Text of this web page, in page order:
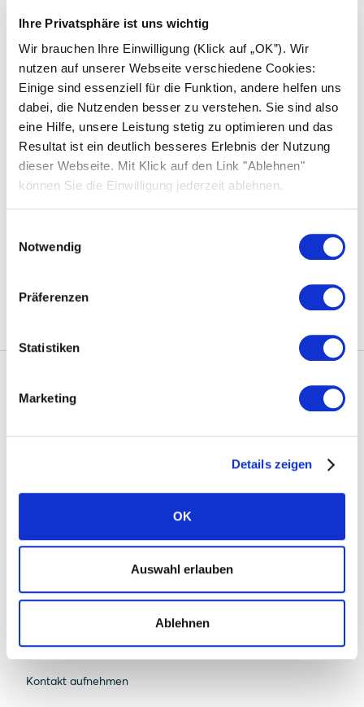
Ihre Privatsphäre ist uns wichtig
Wir brauchen Ihre Einwilligung (Klick auf „OK”). Wir
nutzen auf unserer Webseite verschiedene Cookies:
Einige sind essenziell für die Funktion, andere helfen uns
dabei, die Nutzenden besser zu verstehen. Sie sind also
eine Hilfe, unsere Leistung stetig zu optimieren und das
Resultat ist ein deutlich besseres Erlebnis der Nutzung
dieser Webseite. Mit Klick auf den Link "Ablehnen"
können Sie die Einwilligung jederzeit ablehnen.
Notwendig
Präferenzen
Statistiken
Marketing
Details zeigen
OK
Auswahl erlauben
Ablehnen
EU-Schiedsgerichtsstelle
zur Online-Streitbeilegung (OS) bereit, die Sie unter
http://ec.europa.eu/consumers/odr/ abrufen können.
Zertifizierungen und Management-
Systeme
Qualitätsmanagement: ISO 9001:2015
Arbeitsschutzmanagement: ISO 45001:2018
Solarwatt
Über uns
Nachhaltigkeit
News
FAQ Solarwatt
Kontakt aufnehmen